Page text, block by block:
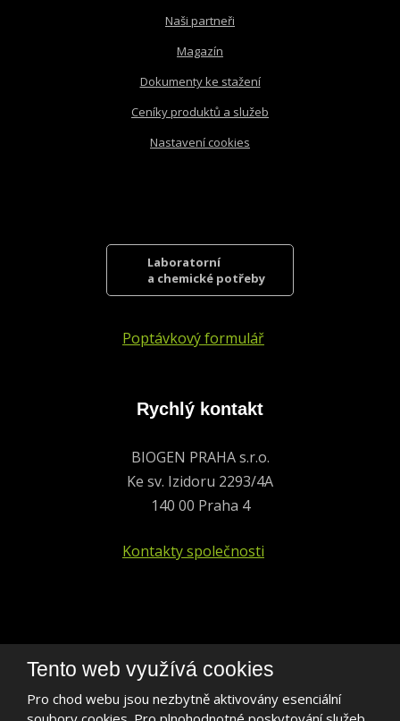
Naši partneři
Magazín
Dokumenty ke stažení
Ceníky produktů a služeb
Nastavení cookies
Laboratorní
a chemické potřeby
Poptávkový formulář
Rychlý kontakt
BIOGEN PRAHA s.r.o.
Ke sv. Izidoru 2293/4A
140 00 Praha 4
Kontakty společnosti
biogen@biogen.cz
Tento web využívá cookies
Pro chod webu jsou nezbytně aktivovány esenciální